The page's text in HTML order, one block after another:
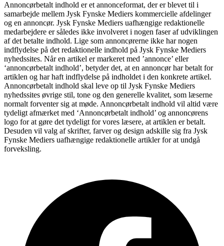
Annoncørbetalt indhold er et annonceformat, der er blevet til i
samarbejde mellem Jysk Fynske Mediers kommercielle afdelinger
og en annoncør. Jysk Fynske Mediers uafhængige redaktionelle
medarbejdere er således ikke involveret i nogen faser af udviklingen
af det betalte indhold. Lige som annoncørerne ikke har nogen
indflydelse på det redaktionelle indhold på Jysk Fynske Mediers
nyhedssites. Når en artikel er markeret med ’annonce’ eller
‘annoncørbetalt indhold’, betyder det, at en annoncør har betalt for
artiklen og har haft indflydelse på indholdet i den konkrete artikel.
Annoncørbetalt indhold skal leve op til Jysk Fynske Mediers
nyhedssites øvrige stil, tone og den generelle kvalitet, som læserne
normalt forventer sig at møde. Annoncørbetalt indhold vil altid være
tydeligt afmærket med ‘Annoncørbetalt indhold’ og annoncørens
logo for at gøre det tydeligt for vores læsere, at artiklen er betalt.
Desuden vil valg af skrifter, farver og design adskille sig fra Jysk
Fynske Mediers uafhængige redaktionelle artikler for at undgå
forveksling.